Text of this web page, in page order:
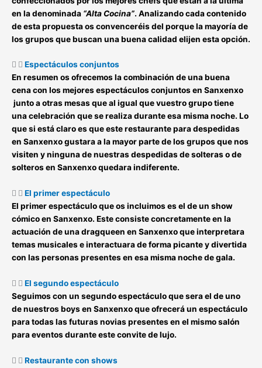
en la denominada “Alta Cocina”. Analizando cada contenido
de esta propuesta os convenceréis del porque la mayoría de
los grupos que buscan una buena calidad elijen esta opción.
Espectáculos conjuntos
En resumen os ofrecemos la combinación de una buena
cena con los mejoresespectáculos conjuntos en Sanxenxo
junto a otras mesas que al igual que vuestro grupo tiene
una celebración que se realiza durante esa misma noche. Lo
que si está claro es que esterestaurante para despedidas
en Sanxenxogustara a la mayor parte de los grupos que nos
visiten y ninguna de nuestrasdespedidas de solteras o de
solteros en Sanxenxoquedara indiferente.
El primer espectáculo
El primer espectáculoque os incluimos es el de un show
cómico en Sanxenxo. Este consiste concretamente en la
actuación de una dragqueen en Sanxenxo que interpretara
temas musicales e interactuara de forma picante y divertida
con las personas presentes en esa misma noche de gala.
El segundo espectáculo
Seguimos con un segundo espectáculoque sera el de uno
de nuestros boys en Sanxenxo que ofrecerá un espectáculo
para todas las futuras novias presentes en el mismo salón
para eventos durante este convite de lujo.
Restaurante con shows